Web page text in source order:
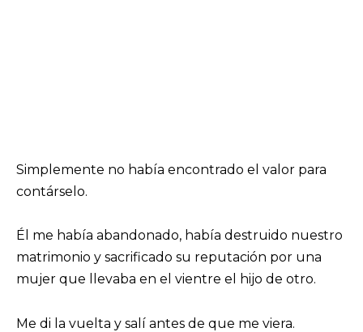
Simplemente no había encontrado el valor para
contárselo.
Él me había abandonado, había destruido nuestro
matrimonio y sacrificado su reputación por una
mujer que llevaba en el vientre el hijo de otro.
Me di la vuelta y salí antes de que me viera.